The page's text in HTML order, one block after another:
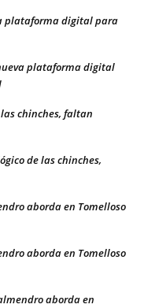
plataforma digital para
plataforma digital
chinches, faltan
de las chinches,
aborda en Tomelloso
aborda en Tomelloso
aborda en